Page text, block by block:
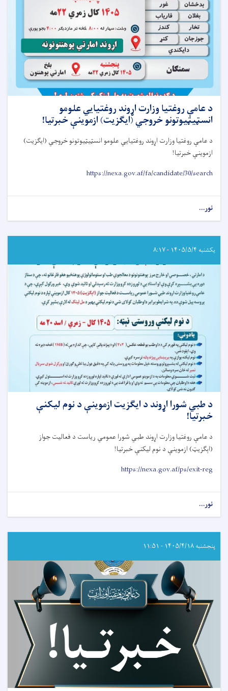
د عامې روغتيا وزارت اړوند روغتيايي علومو
انسټيټيوتونو خروجي (ايګزيت) ازموينې خبرتيا!
د عامې روغتيا وزارت اړوند روغتيايي علومو انسټيټيوتونو خروجي (ايګزيت)
ازموينې خبرتيا!
https://nexa.gov.af/fa/candidate/30/search
نور...
د
روغتيا
وزارت
روغتيايي
علومو
انسټيټيوتونو
خروجي
(ايګزيت)
ازموينې
خبرتيا!
یکشنبه ۱۴۰۵/۵/۴ - ۸:۱۷
د طبي شورا اړوند د ایګزیت ازموینې د نوم لیکنې
خبرتیا!
د عامې روغتیا وزارت اړوند طبي شورا عمومي رياست د فعاليت جواز
(اېګزيټ) ازموينې د نوم ليکنې خبرتيا!
https://nexa.gov.af/ps/exit-reg
نور...
د
شورا
اړوند
ایګزیت
ازموینې
نوم
لیکنې
پنجشنبه ۱۴۰۵/۴/۱۸ - ۱۱:۵۱